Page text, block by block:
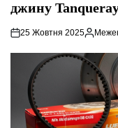
джину
25 Жовтня 2025